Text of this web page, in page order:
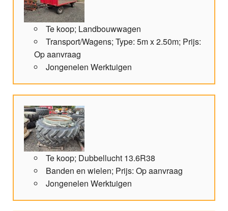
Te koop; Landbouwwagen
Transport/Wagens; Type: 5m x 2.50m; Prijs:
Op aanvraag
Jongenelen Werktuigen
Te koop; Dubbellucht 13.6R38
Banden en wielen; Prijs: Op aanvraag
Jongenelen Werktuigen